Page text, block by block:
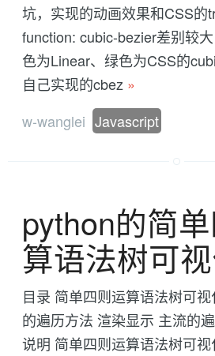
坑，实现的动画效果和CSS的
function: cubic-bezier差别较
色为Linear、绿色为CSS的
自己实现的cbez »
w-wanglei Javascript
python的简
算语法树可
目录 简单四则运算语法树可
的遍历方法 渲染显示 主流的
说明 简单四则运算语法树可